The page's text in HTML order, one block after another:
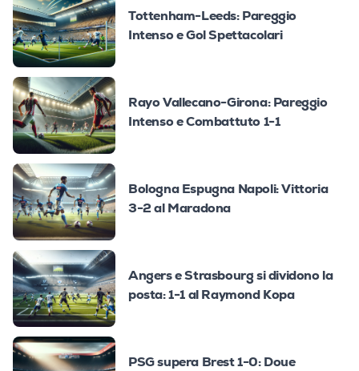
Tottenham-Leeds: Pareggio
Intenso e Gol Spettacolari
Rayo Vallecano-Girona: Pareggio
Intenso e Combattuto 1-1
Bologna Espugna Napoli: Vittoria
3-2 al Maradona
Angers e Strasbourg si dividono la
posta: 1-1 al Raymond Kopa
PSG supera Brest 1-0: Doue